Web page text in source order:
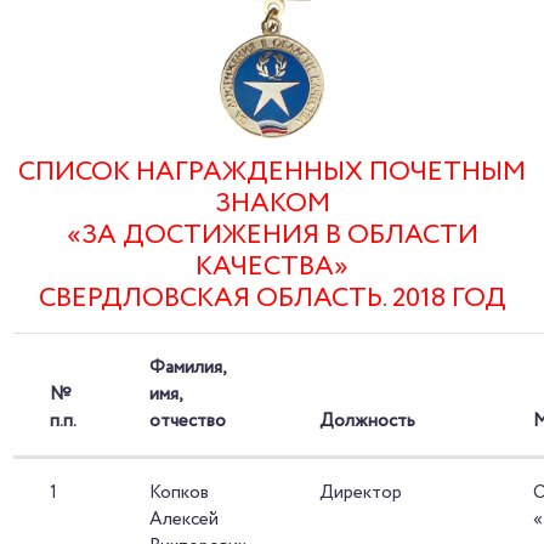
СПИСОК НАГРАЖДЕННЫХ ПОЧЕТНЫМ
ЗНАКОМ
«ЗА ДОСТИЖЕНИЯ В ОБЛАСТИ
КАЧЕСТВА»
СВЕРДЛОВСКАЯ ОБЛАСТЬ. 2018 ГОД
№
п.п.
Фамилия,
имя,
отчество
Должность
1
Копков
Алексей
Директор